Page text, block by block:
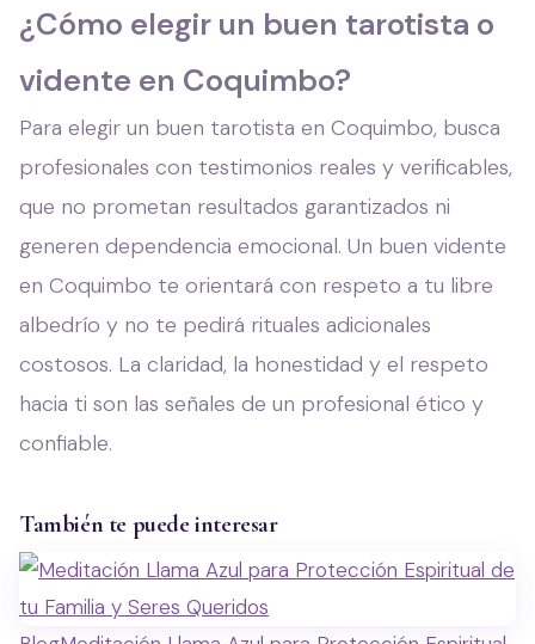
¿Cómo elegir un buen tarotista o
vidente en Coquimbo?
Para elegir un buen tarotista en Coquimbo, busca
profesionales con testimonios reales y verificables,
que no prometan resultados garantizados ni
generen dependencia emocional. Un buen vidente
en Coquimbo te orientará con respeto a tu libre
albedrío y no te pedirá rituales adicionales
costosos. La claridad, la honestidad y el respeto
hacia ti son las señales de un profesional ético y
confiable.
También te puede interesar